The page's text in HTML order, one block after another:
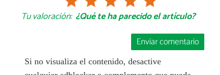
Tu valoración: ¿Qué te ha parecido el artículo?
Enviar comentario
Si no visualiza el contenido, desactive